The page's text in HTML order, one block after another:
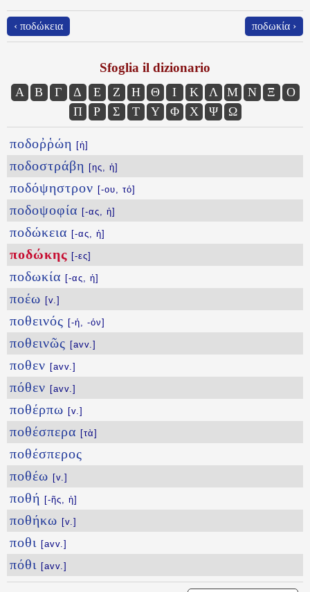
‹ ποδώκεια ποδωκία ›
Sfoglia il dizionario
Α Β Γ Δ Ε Ζ Η Θ Ι Κ Λ Μ Ν Ξ
Ο
Π
Ρ Σ Τ Υ Φ Χ Ψ Ω
ποδοῤῥώη [ἡ]
ποδοστράβη [ης, ἡ]
ποδόψηστρον [-ου, τό]
ποδοψοφία [-ας, ἡ]
ποδώκεια [-ας, ἡ]
ποδώκης [-ες]
ποδωκία [-ας, ἡ]
ποέω [v.]
ποθεινός [-ή, -όν]
ποθεινῶς [avv.]
ποθεν [avv.]
πόθεν [avv.]
ποθέρπω [v.]
ποθέσπερα [τὰ]
ποθέσπερος
ποθέω [v.]
ποθή [-ῆς, ἡ]
ποθήκω [v.]
ποθι [avv.]
πόθι [avv.]